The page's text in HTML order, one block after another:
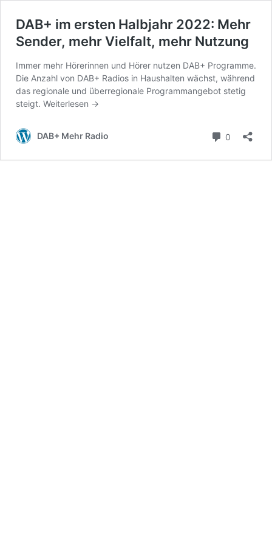
DAB+ im ersten Halbjahr 2022: Mehr
Sender, mehr Vielfalt, mehr Nutzung
Immer mehr Hörerinnen und Hörer nutzen DAB+ Programme.
Die Anzahl von DAB+ Radios in Haushalten wächst, während
das regionale und überregionale Programmangebot stetig
steigt. Weiterlesen →
DAB+ Mehr Radio 0